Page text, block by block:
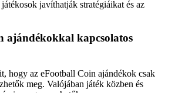
javíthatják stratégiáikat és az
ajándékokkal kapcsolatos
hogy az eFootball Coin ajándékok csak
meg. Valójában játék közben és